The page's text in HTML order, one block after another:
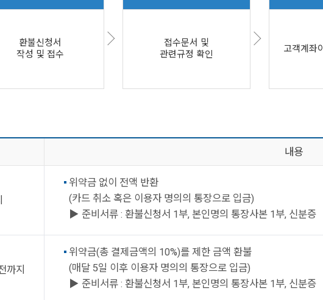
환불신청서
작성 및 접수
접수문서 및
관련규정 확인
고객계좌
내용
위약금 없이 전액 반환
(카드 취소 혹은 이용자 명의의 통장으로 입금)
▶ 준비서류 : 환불신청서 1부, 본인명의 통장사본 1부, 신분증
까지
위약금(총 결제금액의 10%)를 제한 금액 환불
(매달 5일 이후 이용자 명의의 통장으로 입금)
▶ 준비서류 : 환불신청서 1부, 본인명의 통장사본 1부, 신분증